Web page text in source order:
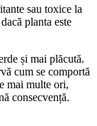
sau toxice la
planta este
și mai plăcută.
cum se comportă
mai multe ori,
consecvență.